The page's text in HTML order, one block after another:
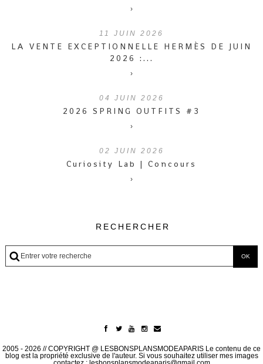
›
11 JUIN 2026
LA VENTE EXCEPTIONNELLE HERMÈS DE JUIN
2026 :...
›
04 JUIN 2026
2026 SPRING OUTFITS #3
›
02 JUIN 2026
Curiosity Lab | Concours
›
RECHERCHER
2005 - 2026 // COPYRIGHT @ LESBONSPLANSMODEAPARIS Le contenu de ce
blog est la propriété exclusive de l'auteur. Si vous souhaitez utiliser mes images